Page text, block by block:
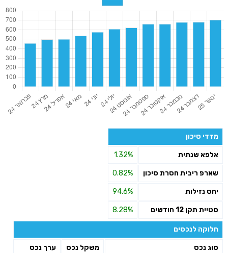
מדדי סיכון
אלפא שנתית 1.32%
שארפ ריבית חסרת סיכון 0.82%
יחס נזילות 94.6%
סטיית תקן 12 חודשים 8.28%
חלוקה לנכסים
סוג נכס משקל נכס ערך נכס